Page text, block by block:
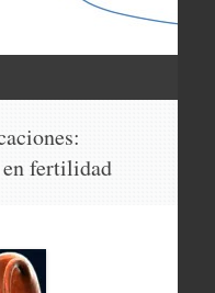
fertilidad